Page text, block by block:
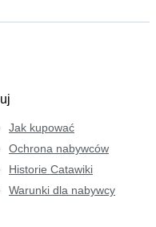
Jak kupować
Ochrona nabywców
Historie Catawiki
Warunki dla nabywcy